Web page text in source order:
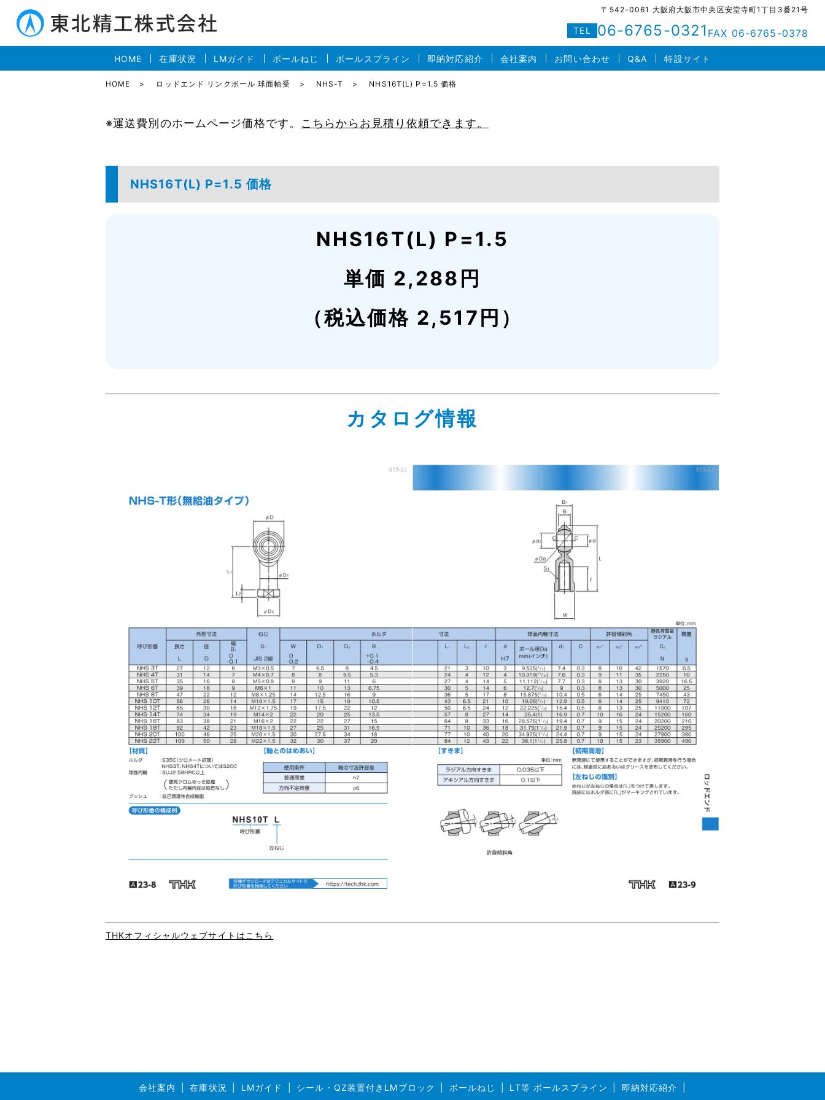
HOME 在庫状況 LMガイド ボールねじ ボールスプライン 即納対応紹介 会社案内 お問い合わせ Q&A 特設サイト
〒542-0061 大阪府大阪市中央区安堂寺町1丁目3番21号
TEL 06-6765-0321 FAX 06-6765-0378
HOME ロッドエンド リンクボール 球面軸受 NHS-T NHS16T(L) P=1.5 価格
※運送費別のホームページ価格です。 こちらからお見積り依頼できます。
NHS16T(L) P=1.5 価格
NHS16T(L) P=1.5
単価 2,288円
（税込価格 2,517円）
カタログ情報
THKオフィシャルウェブサイトはこちら
会社案内 在庫状況 LMガイド シール・QZ装置付きLMブロック ボールねじ LT等 ボールスプライン 即納対応紹介